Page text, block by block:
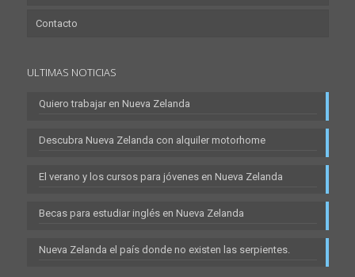
Contacto
ULTIMAS NOTICIAS
Quiero trabajar en Nueva Zelanda
Descubra Nueva Zelanda con alquiler motorhome
El verano y los cursos para jóvenes en Nueva Zelanda
Becas para estudiar inglés en Nueva Zelanda
Nueva Zelanda el país donde no existen las serpientes.